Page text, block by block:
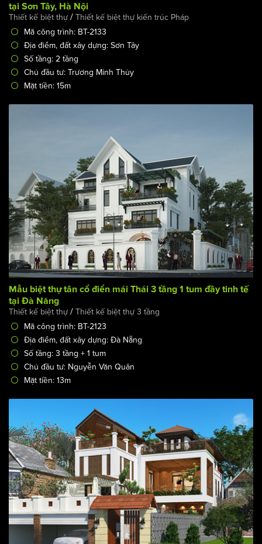
tại Sơn Tây, Hà Nội
Thiết kế biệt thự / Thiết kế biệt thự kiến trúc Pháp
Mã công trình: BT-2133
Địa điểm, đất xây dựng: Sơn Tây
Số tầng: 2 tầng
Chủ đầu tư: Trương Minh Thủy
Mặt tiền: 15m
Mẫu biệt thự tân cổ điển mái Thái 3 tầng 1 tum đầy tinh tế
tại Đà Năng
Thiết kế biệt thự / Thiết kế biệt thự 3 tầng
Mã công trình: BT-2123
Địa điểm, đất xây dựng: Đà Nẵng
Số tầng: 3 tầng + 1 tum
Chủ đầu tư: Nguyễn Văn Quân
Mặt tiền: 13m